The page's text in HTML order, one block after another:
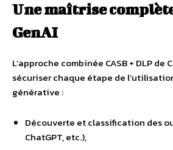
Une maîtrise
GenAI
L’approche combinée CASB + DLP de
sécuriser chaque étape de
générative :
Découverte et classification des
ChatGPT, etc.),